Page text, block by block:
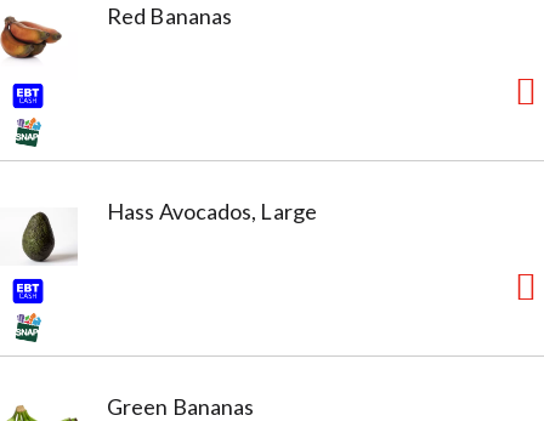
Red Bananas
Hass Avocados, Large
Green Bananas